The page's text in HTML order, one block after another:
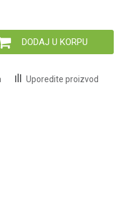
DODAJ U KORPU
Uporedite proizvod